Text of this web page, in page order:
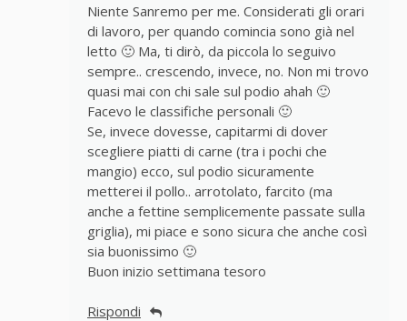
Niente Sanremo per me. Considerati gli orari
di lavoro, per quando comincia sono già nel
letto 🙂 Ma, ti dirò, da piccola lo seguivo
sempre.. crescendo, invece, no. Non mi trovo
quasi mai con chi sale sul podio ahah 🙂
Facevo le classifiche personali 🙂
Se, invece dovesse, capitarmi di dover
scegliere piatti di carne (tra i pochi che
mangio) ecco, sul podio sicuramente
metterei il pollo.. arrotolato, farcito (ma
anche a fettine semplicemente passate sulla
griglia), mi piace e sono sicura che anche così
sia buonissimo 🙂
Buon inizio settimana tesoro
Rispondi